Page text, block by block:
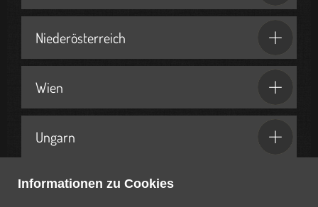
Informationen zu Cookies
Niederösterreich
Wien
Ungarn
Geschenkideen & Partner